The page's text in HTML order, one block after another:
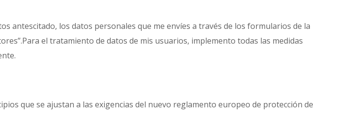
antescitado, los datos personales que me envíes a través de los formularios de la
el tratamiento de datos de mis usuarios, implemento todas las medidas
que se ajustan a las exigencias del nuevo reglamento europeo de protección de